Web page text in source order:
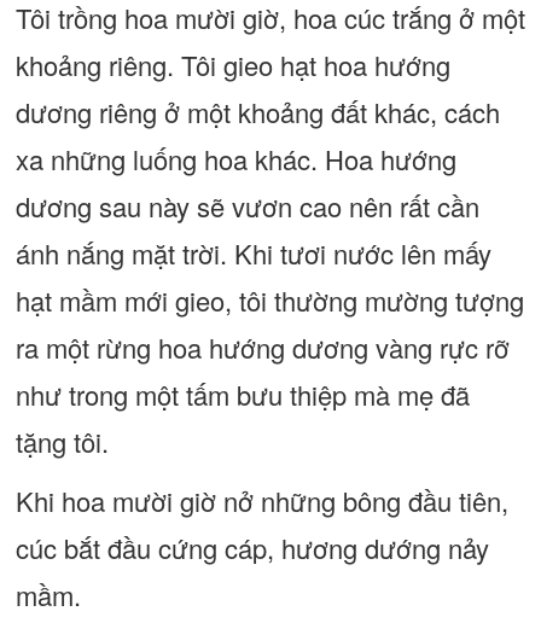
Tôi trồng hoa mười giờ, hoa cúc trắng ở một
khoảng riêng. Tôi gieo hạt hoa hướng
dương riêng ở một khoảng đất khác, cách
xa những luống hoa khác. Hoa hướng
dương sau này sẽ vươn cao nên rất cần
ánh nắng mặt trời. Khi tươi nước lên mấy
hạt mầm mới gieo, tôi thường mường tượng
ra một rừng hoa hướng dương vàng rực rỡ
như trong một tấm bưu thiệp mà mẹ đã
tặng tôi.
Khi hoa mười giờ nở những bông đầu tiên,
cúc bắt đầu cứng cáp, hương dướng nảy
mầm.